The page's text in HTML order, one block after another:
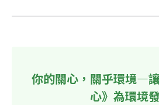
你的關心，關乎環境—
心》為環境